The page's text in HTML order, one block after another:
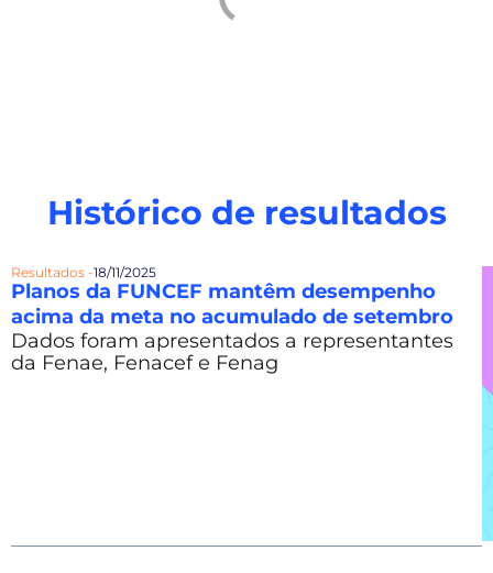
Histórico de resultados
Resultados -18/11/2025
Planos da FUNCEF mantêm desempenho
acima da meta no acumulado de setembro
Dados foram apresentados a representantes
da Fenae, Fenacef e Fenag